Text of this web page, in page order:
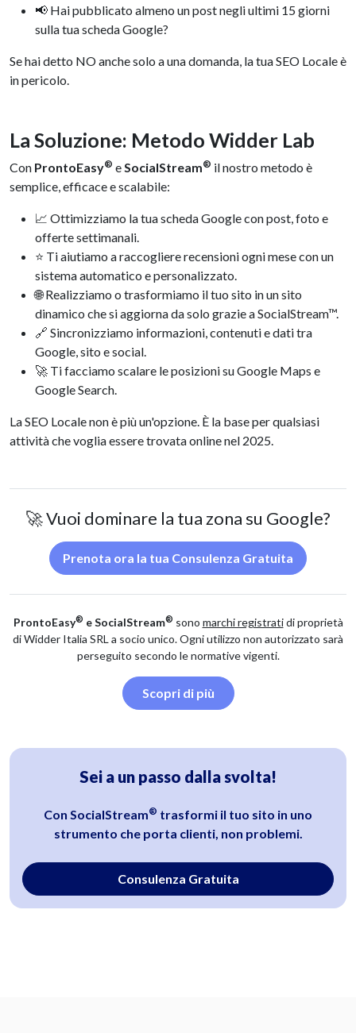
📢 Hai pubblicato almeno un post negli ultimi 15 giorni
sulla tua scheda Google?
Se hai detto NO anche solo a una domanda, la tua SEO Locale è
in pericolo.
La Soluzione: Metodo Widder Lab
Con ProntoEasy® eSocialStream® il nostro metodo è
semplice, efficace e scalabile:
📈 Ottimizziamo la tua scheda Google con post, foto e
offerte settimanali.
⭐ Ti aiutiamo a raccogliere recensioni ogni mese con un
sistema automatico e personalizzato.
🌐 Realizziamo o trasformiamo il tuo sito in un sito
dinamico che si aggiorna da solo grazie a SocialStream™.
🔗 Sincronizziamo informazioni, contenuti e dati tra
Google, sito e social.
🚀 Ti facciamo scalare le posizioni su Google Maps e
Google Search.
La SEO Locale non è più un'opzione. È la base per qualsiasi
attività che voglia essere trovata online nel 2025.
🚀 Vuoi dominare la tua zona su Google?
Prenota ora la tua Consulenza Gratuita
ProntoEasy® e SocialStream® sono marchi registratidi proprietà
di Widder Italia SRL a socio unico. Ogni utilizzo non autorizzato sarà
perseguito secondo le normative vigenti.
Scopri di più
Sei a un passo dalla svolta!
Con SocialStream® trasformi il tuo sito in uno
strumento che porta clienti, non problemi.
Consulenza Gratuita